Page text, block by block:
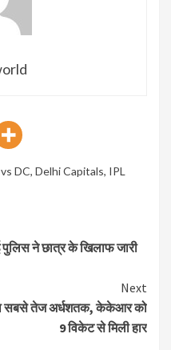
DC, Delhi Capitals, IPL
ने छात्र के खिलाफ जारी
Next
सबसे तेज अर्धशतक, केकेआर को
9 विकेट से मिली हार